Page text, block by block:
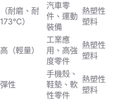
耐磨、耐
）
汽車零
件、運動
裝備
熱塑性
塑料
（輕量）
工業應
用、高強
度零件
熱塑性
塑料
性
手機殼、
鞋墊、軟
性零件
熱塑性
塑料